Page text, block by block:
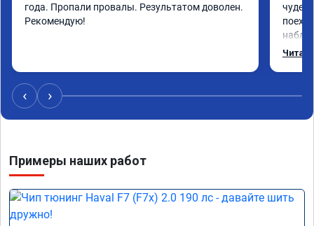
года. Пропали провалы. Результатом доволен.
Рекомендую!
‹ ›
Примеры наших работ